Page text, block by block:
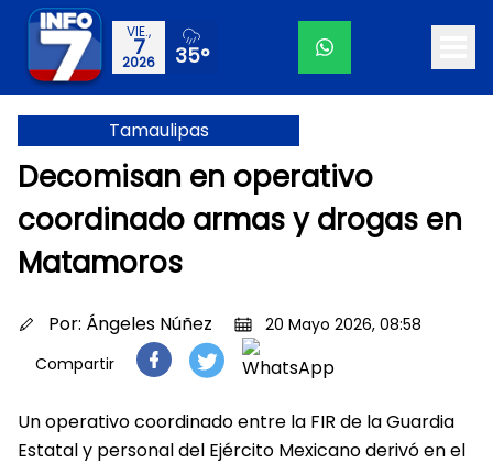
VIE.,
7
2026 35°
Tamaulipas
Decomisan en operativo
coordinado armas y drogas en
Matamoros
Por: Ángeles Núñez
20 Mayo 2026, 08:58
Compartir
Un operativo coordinado entre la FIR de la Guardia
Estatal y personal del Ejército Mexicano derivó en el